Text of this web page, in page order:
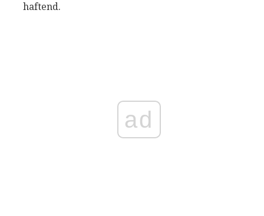
haftend.
ad